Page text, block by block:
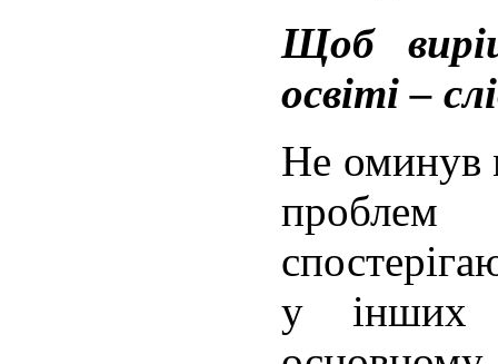
Щоб
освіті –
Не оминув
у інших